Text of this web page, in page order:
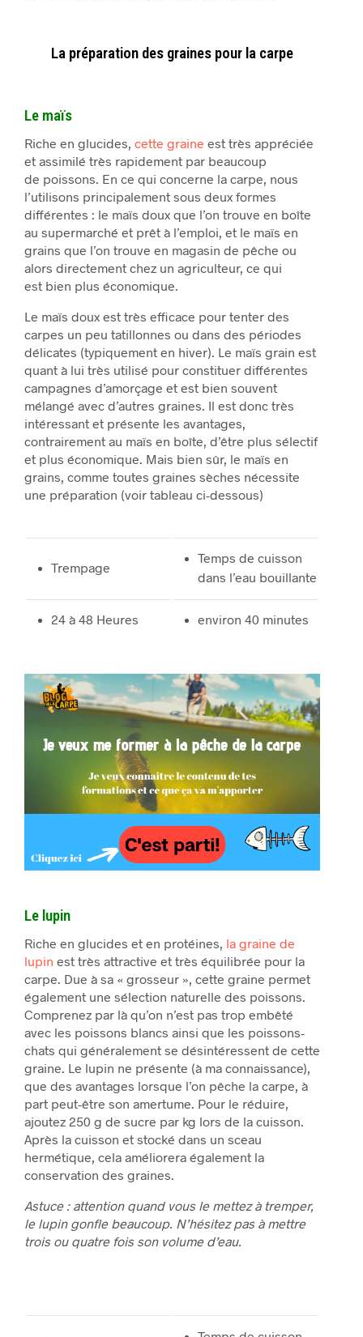
La préparation des graines pour la carpe
Le maïs
Riche en glucides, cette graine est très appréciée
et assimilé très rapidement par beaucoup
de poissons. En ce qui concerne la carpe, nous
l’utilisons principalement sous deux formes
différentes : le maïs doux que l’on trouve en boîte
au supermarché et prêt à l’emploi, et le maïs en
grains que l’on trouve en magasin de pêche ou
alors directement chez un agriculteur, ce qui
est bien plus économique.
Le maïs doux est très efficace pour tenter des
carpes un peu tatillonnes ou dans des périodes
délicates (typiquement en hiver). Le maïs grain est
quant à lui très utilisé pour constituer différentes
campagnes d’amorçage et est bien souvent
mélangé avec d’autres graines. Il est donc très
intéressant et présente les avantages,
contrairement au maïs en boîte, d’être plus sélectif
et plus économique. Mais bien sûr, le maïs en
grains, comme toutes graines sèches nécessite
une préparation (voir tableau ci-dessous)
Trempage
Temps de cuisson
dans l’eau bouillante
24 à 48 Heures environ 40 minutes
Le lupin
Riche en glucides et en protéines, la graine de
lupin est très attractive et très équilibrée pour la
carpe. Due à sa « grosseur », cette graine permet
également une sélection naturelle des poissons.
Comprenez par là qu’on n’est pas trop embêté
avec les poissons blancs ainsi que les poissons-
chats qui généralement se désintéressent de cette
graine. Le lupin ne présente (à ma connaissance),
que des avantages lorsque l’on pêche la carpe, à
part peut-être son amertume. Pour le réduire,
ajoutez 250 g de sucre par kg lors de la cuisson.
Après la cuisson et stocké dans un sceau
hermétique, cela améliorera également la
conservation des graines.
Astuce : attention quand vous le mettez à tremper,
le lupin gonfle beaucoup. N’hésitez pas à mettre
trois ou quatre fois son volume d’eau.